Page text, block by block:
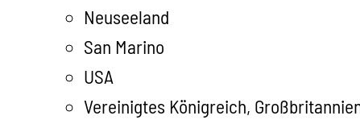
Neuseeland
San Marino
USA
Vereinigtes Königreich,